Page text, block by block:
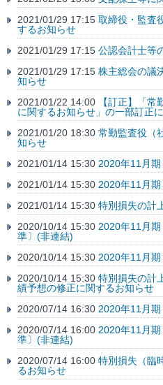
2021/01/29 17:15 取締役・監査
するお知らせ
2021/01/29 17:15 公認会計士等
2021/01/29 17:15 株主総会の議
知らせ
2021/01/22 14:00
【訂正】「常
に関するお知らせ」の一部訂正
2021/01/20 18:30 常勤監査役（
知らせ
2021/01/14 15:30 2020年11月
2021/01/14 15:30 2020年11月
2021/01/14 15:30 特別損失の計
2020/10/14 15:30 2020年11月
準〕(非連結)
2020/10/14 15:30 2020年11月
2020/10/14 15:30 特別損失の計
績予想の修正に関するお知らせ
2020/07/14 16:30 2020年11月
2020/07/14 16:00 2020年11月
準〕(非連結)
2020/07/14 16:00 特別損失（臨
るお知らせ